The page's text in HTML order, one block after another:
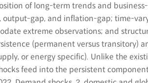
of long-term trends and
output-gap, and inflation-gap; time-
extreme observations; and
(permanent versus transitory)
or energy specific). Unlike the
feed into the persistent